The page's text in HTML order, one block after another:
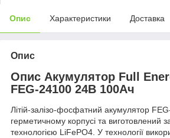
Опис Характеристики Доставка
Опис
Опис Акумулятор Full
FEG-24100 24В 100Ач
Літій-залізо-фосфатний акумулятор
герметичному корпусі та виготовлений
технологією LiFePO4. У технології